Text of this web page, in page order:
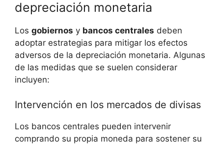
depreciación monetaria
Los gobiernos ‍y bancos centrales deben
⁣adoptar estrategias para mitigar los efectos
adversos de la depreciación monetaria. Algunas
de las ⁤medidas que⁣ se suelen⁢ considerar‍
incluyen:
Intervención en los mercados de divisas
Los bancos ​centrales pueden intervenir
comprando su propia moneda para sostener su